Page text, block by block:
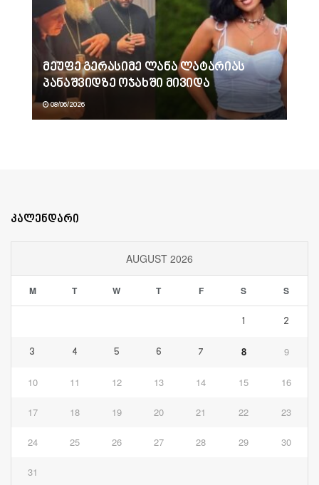
მეუფე გერასიმე ლანა ლატარიას
პანაშვიდზე ოჯახში მივიდა
08/06/2026
კალენდარი
AUGUST 2026
M T W T F S S
1 2
3 4 5 6 7 8 9
10 11 12 13 14 15 16
17 18 19 20 21 22 23
24 25 26 27 28 29 30
31